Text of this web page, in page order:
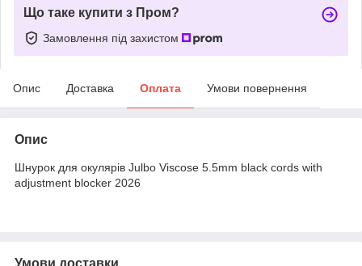
Що таке купити з Пром?
Замовлення під захистом
Опис Доставка Оплата Умови повернення
Опис
Шнурок для окулярів Julbo Viscose 5.5mm black cords with
adjustment blocker 2026
Умови доставки